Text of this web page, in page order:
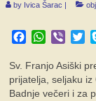
by Ivica Šarac |
FacebookViber
Sv. Franjo Asiški
prijatelja, seljaku
Badnje večeri i za